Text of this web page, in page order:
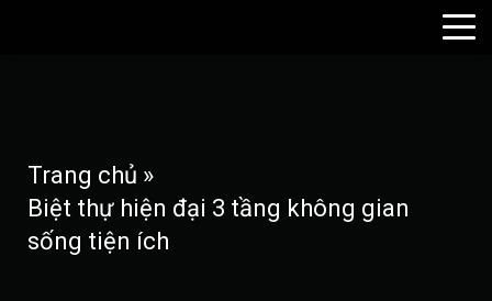
Trang chủ »
Biệt thự hiện đại 3 tầng không gian
sống tiện ích